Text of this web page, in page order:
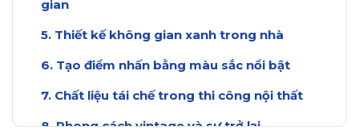
gian
Thiết kế không gian xanh trong nhà
Tạo điểm nhấn bằng màu sắc nổi bật
Chất liệu tái chế trong thi công nội thất
Phong cách vintage và sự trở lại